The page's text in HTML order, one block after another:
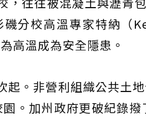
分校高溫專家特納（
高溫成為安全隱患。
起。非營利組織公共土
。加州政府更破紀錄撥